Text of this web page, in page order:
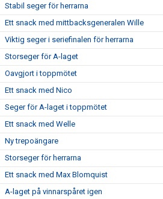
Stabil seger för herrarna
Ett snack med mittbacksgeneralen Wille
Viktig seger i seriefinalen för herrarna
Storseger för A-laget
Oavgjort i toppmötet
Ett snack med Nico
Seger för A-laget i toppmötet
Ett snack med Welle
Ny trepoängare
Storseger för herrarna
Ett snack med Max Blomquist
A-laget på vinnarspåret igen